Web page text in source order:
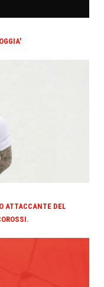
ATTACCANTE DEL